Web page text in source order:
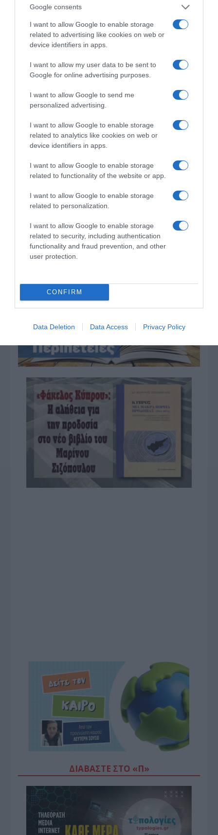
Google consents
I want to allow Google to enable storage
related to advertising like cookies on web or
device identifiers in apps.
I want to allow my user data to be sent to
Google for online advertising purposes.
I want to allow Google to send me
personalized advertising.
I want to allow Google to enable storage
related to analytics like cookies on web or
device identifiers in apps.
I want to allow Google to enable storage
related to functionality of the website or app.
I want to allow Google to enable storage
related to personalization.
I want to allow Google to enable storage
related to security, including authentication
functionality and fraud prevention, and other
user protection.
CONFIRM
Data Deletion Data Access Privacy Policy
ΔΙΑΒΑΣΤΕ ΚΑΙ ΤΑ ΠΑΡΑΚΑΤΩ
Σωτήρος
Αύγουστος με δυνατούς βοριάδες και σταδιακή
άνοδο της θερμοκρασίας
Μεταμόρφωση του Σωτήρος: Τα έθιμα, ο
Ο καιρός των επομένων ημερών: Κανονικός
άνοδο της θερμοκρασίας
Ψυχρολουσία στην Τούμπα: Ο ΠΑΟΚ πλήρωσε το
«μπλακ άουτ» των 17 δευτερολέπτων και τρέχει για
ΤΟ ΒΙΒΛΙΟ ΣΤΟ “Π”
ΔΙΑΒΆΣΤΕ ΣΤΟ «Π»